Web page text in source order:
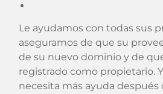
Le ayudamos con todas sus
aseguramos de que su
de su nuevo dominio y de
registrado como propietario.
necesita más ayuda después